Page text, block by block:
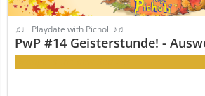
♫♩ Playdate with Picholi ♪♬
PwP #14 Geisterstunde! -